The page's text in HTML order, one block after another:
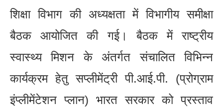
शिक्षा विभाग की अध्यक्षता में विभागीय समीक्षा
बैठक आयोजित की गई। बैठक में राष्ट्रीय
स्वास्थ्य मिशन के अंतर्गत संचालित विभिन्न
कार्यक्रम हेतु सप्लीमेंट्री पी.आई.पी. (प्रोग्राम
इंप्लीमेंटेशन प्लान) भारत सरकार को प्रस्ताव